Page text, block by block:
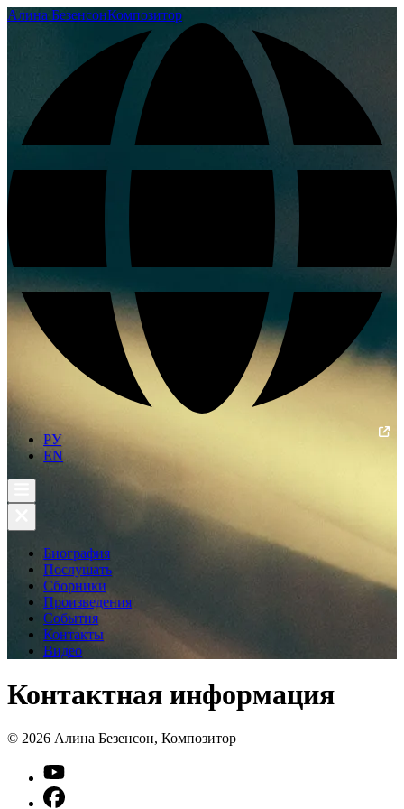
Алина БезенсонКомпозитор
РУ
EN
Биография
Послушать
Сборники
Произведения
События
Контакты
Видео
Контактная информация
© 2026 Алина Безенсон, Композитор